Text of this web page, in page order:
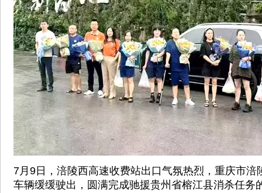
7月9日，涪陵西高速收费站出口气氛热烈，重庆市涪
车辆缓缓驶出，圆满完成驰援贵州省榕江县消杀任务